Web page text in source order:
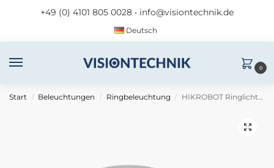
+49 (0) 4101 805 0028 • info@visiontechnik.de
Deutsch
0
Start / Beleuchtungen / Ringbeleuchtung / HIKROBOT Ringlicht MV-LRDS-H-95-0-B2